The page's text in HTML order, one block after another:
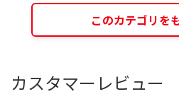
このカテゴリを
カスタマーレビュー